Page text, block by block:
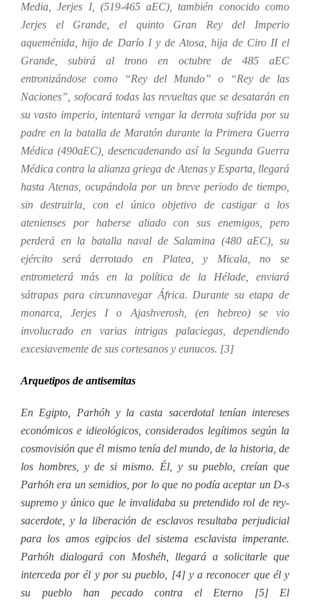
Media, Jerjes I, (519-465 aEC), también conocido como
Jerjes el Grande, el quinto Gran Rey del Imperio
aqueménida, hijo de Darío I y de Atosa, hija de Ciro II el
Grande, subirá al trono en octubre de 485 aEC
entronizándose como “Rey del Mundo” o “Rey de las
Naciones”, sofocará todas las revueltas que se desatarán en
su vasto imperio, intentará vengar la derrota sufrida por su
padre en la batalla de Maratón durante la Primera Guerra
Médica (490aEC), desencadenando así la Segunda Guerra
Médica contra la alianza griega de Atenas y Esparta, llegará
hasta Atenas, ocupándola por un breve periodo de tiempo,
sin destruirla, con el único objetivo de castigar a los
atenienses por haberse aliado con sus enemigos, pero
perderá en la batalla naval de Salamina (480 aEC), su
ejército será derrotado en Platea, y Micala, no se
entrometerá más en la política de la Hélade, enviará
sátrapas para circunnavegar África. Durante su etapa de
monarca, Jerjes I o Ajashverosh, (en hebreo) se vio
involucrado en varias intrigas palaciegas, dependiendo
excesiavemente de sus cortesanos y eunucos. [3]
Arquetipos de antisemitas
En Egipto, Parhóh y la casta sacerdotal tenían intereses
económicos e idieológicos, considerados legítimos según la
cosmovisión que él mismo tenía del mundo, de la historia, de
los hombres, y de si mismo. Él, y su pueblo, creían que
Parhóh era un semidios, por lo que no podía aceptar un D-s
supremo y único que le invalidaba su pretendido rol de rey-
sacerdote, y la liberación de esclavos resultaba perjudicial
para los amos egipcios del sistema esclavista imperante.
Parhóh dialogará con Moshéh, llegará a solicitarle que
interceda por él y por su pueblo, [4] y a reconocer que él y
su pueblo han pecado contra el Eterno [5] El